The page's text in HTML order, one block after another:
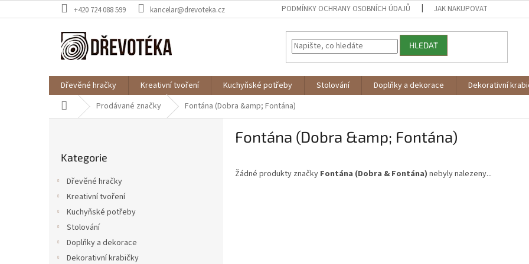
na
+420 724 088 599 kancelar@drevoteka.cz PODMÍNKY OCHRANY OSOBNÍCH ÚDAJŮ JAK NAKUPOVAT
HLEDAT
Dřevěné hračky Kreativní tvoření Kuchyňské potřeby Stolování Doplňky a dekorace Dekorativní
Domů Prodávané značky Fontána (Dobra &amp; Fontána)
kategorie
Kategorie
Dřevěné hračky
Kreativní tvoření
Kuchyňské potřeby
Stolování
Doplňky a dekorace
Dekorativní krabičky
Fontána (Dobra &amp; Fontána)
Žádné produkty značky Fontána (Dobra & Fontána) nebyly nalezeny...